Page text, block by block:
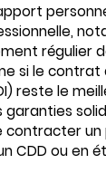
régulier
si le contrat
reste le
contracter un
CDD ou en